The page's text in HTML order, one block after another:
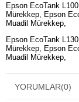
Epson EcoTank
Mürekkep, Epson
Muadil Mürekkep,
Epson EcoTank
Mürekkep, Epson
Muadil Mürekkep,
Mürekkep, Epson
L3060 Muadil
YORUMLAR(0)